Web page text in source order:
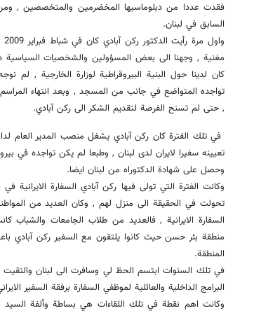
فقدت عددا من دبلوماسيها المخضرمين والمتخصصين , ومن
السابق في لبنان.
مغنية , وجهنا الى بعض المسؤولين والشخصيات السياسية
كان لدينا حول البنية البيروقراطية لوزارة الخارجية ,
تواجده المتواضع في جانب من المسجد , وبعد انتهاء
, حتى لم تسنح الفرصة لتقديم الشكر الى ركن آبادي.
في تلك الفترة كان ركن آبادي يشغل منصب المدير العام
تعيينه سفيرا لايران لدى لبنان , وطبعا لم يكن تواجده في
وحصل على شهادة الدكتوراه من لبنان ايضا.
وكانت الفترة التي تولى فيها ركن آبادي السفارة
تحولت في الحقيقة الى منزل لهم , وكان العديد من
السفارة الايرانية , فالعديد من طلاب الجامعات والشباب
منطقة بئر حسن حيث كانوا يلتقون مع السفير ركن آبادي
المنطقة.
في تلك السنوات ابتسم الحظ لي وسافرت الى لبنان
البرامج الداخلية والعائلية لموظفي السفارة برفقة السفير
وكانت اهم نقطة في تلك اللقاءات هي بساطة وألفة